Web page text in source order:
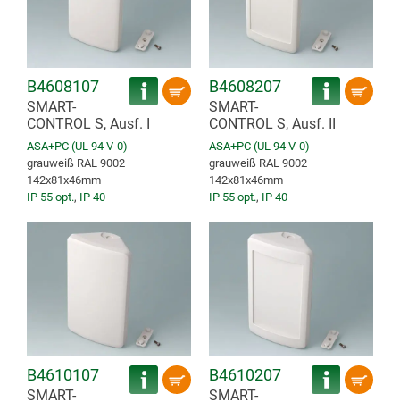
B4608107
SMART-
CONTROL S, Ausf. I
ASA+PC (UL 94 V-0)
grauweiß RAL 9002
142x81x46mm
IP 55 opt., IP 40
B4608207
SMART-
CONTROL S, Ausf. II
ASA+PC (UL 94 V-0)
grauweiß RAL 9002
142x81x46mm
IP 55 opt., IP 40
B4610107
SMART-
B4610207
SMART-